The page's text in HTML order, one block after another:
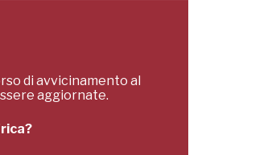
di avvicinamento al
aggiornate.